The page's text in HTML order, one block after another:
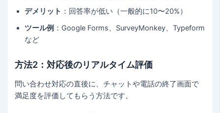
デメリット ：回答率が低い（一般的に10〜20%）
ツール例 ：Google Forms、SurveyMonkey、Typeform
など
方法2：対応後のリアルタイム評価
問い合わせ対応の直後に、チャットや電話の終了画面で
満足度を評価してもらう方法です。